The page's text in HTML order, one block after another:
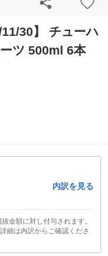
30】 チューハ
ツ 500ml 6本
内訳を見る
金額に対し付与されます。
細は内訳からご確認くださ